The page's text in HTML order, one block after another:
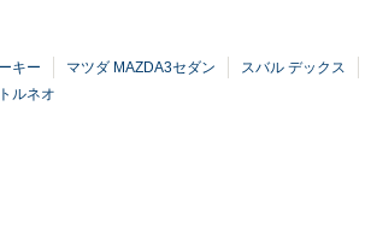
キー マツダ MAZDA3セダン スバル デックス
ルネオ